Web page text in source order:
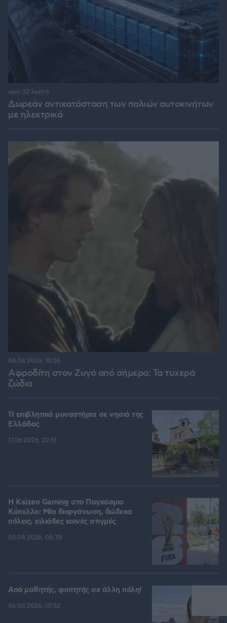
Δωρεάν αντικατάσταση των παλιών αυτοκινήτων
με ηλεκτρικά
πριν 32 λεπτά
Αφροδίτη στον Ζυγό από σήμερα: Τα τυχερά
ζώδια
06.08.2026, 10:56
11 επιβλητικά μοναστήρια σε νησιά της
Ελλάδας
17.06.2026, 22:51
H Kaizen Gaming στο Παγκόσμιο
Kύπελλο: Μία διοργάνωση, δώδεκα
πόλεις, χιλιάδες κοινές στιγμές
05.08.2026, 08:38
Από μαθητής, φοιτητής σε άλλη πόλη!
06.08.2026, 10:52